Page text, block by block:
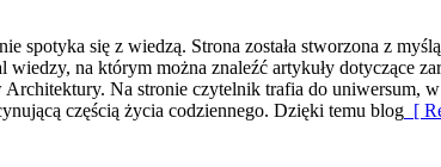
się z wiedzą. Strona została stworzona z
na którym można znaleźć artykuły dotyczące
Na stronie czytelnik trafia do uniwersum,
częścią życia codziennego. Dzięki temu blog [